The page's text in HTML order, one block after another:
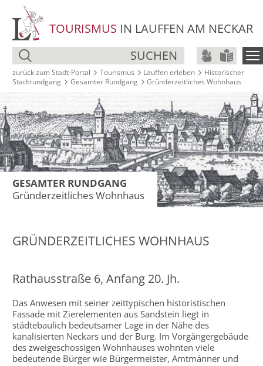
TOURISMUS IN LAUFFEN AM NECKAR
SUCHEN
zurück zum Stadt‑Portal Tourismus Lauffen erleben
Historischer
Stadtrundgang
Gesamter Rundgang Gründerzeitliches Wohnhaus
GESAMTER RUNDGANG
Gründerzeitliches Wohnhaus
GRÜNDERZEITLICHES WOHNHAUS
Rathausstraße 6, Anfang 20. Jh.
Das Anwesen mit seiner zeittypischen historistischen
Fassade mit Zierelementen aus Sandstein liegt in
städtebaulich bedeutsamer Lage in der Nähe des
kanalisierten Neckars und der Burg. Im Vorgängergebäude
des zweigeschossigen Wohnhauses wohnten viele
bedeutende Bürger wie Bürgermeister, Amtmänner und